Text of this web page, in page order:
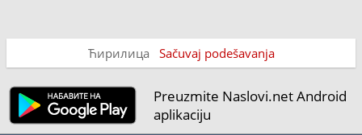
Ћирилица Sačuvaj podešavanja
Preuzmite Naslovi.net Android
aplikaciju